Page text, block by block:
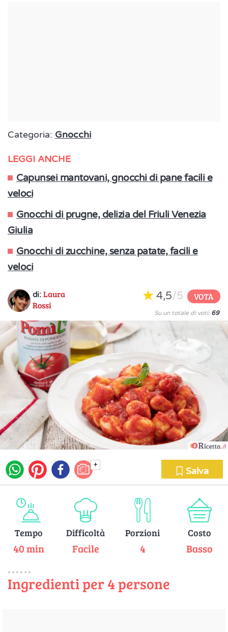
Categoria: Gnocchi
LEGGI ANCHE
Capunsei mantovani, gnocchi di pane facili e
veloci
Gnocchi di prugne, delizia del Friuli Venezia
Giulia
Gnocchi di zucchine, senza patate, facili e
veloci
di: Laura
Rossi
4,5/5 VOTA
Su un totale di voti: 69
+
Salva
Tempo
40 min
Difficoltà
Facile
Porzioni
4
Costo
Basso
Ingredienti per 4 persone